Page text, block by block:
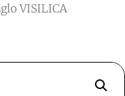
VISILICA